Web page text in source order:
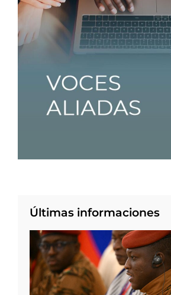
Últimas informaciones